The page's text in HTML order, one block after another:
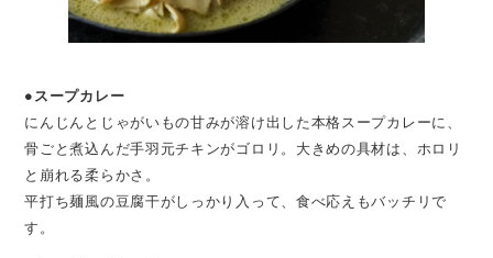
●スープカレー
にんじんとじゃがいもの甘みが溶け出した本格スープカレーに、
骨ごと煮込んだ手羽元チキンがゴロリ。大きめの具材は、ホロリ
と崩れる柔らかさ。
平打ち麺風の豆腐干がしっかり入って、食べ応えもバッチリで
す。